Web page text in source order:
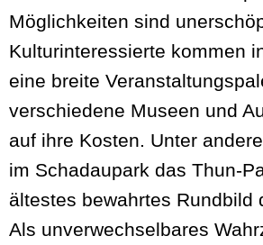
Möglichkeiten sind
Kulturinteressierte kommen
eine breite
verschiedene Museen und
auf ihre Kosten. Unter
im Schadaupark das Thun-
ältestes bewahrtes Rundbild
Als unverwechselbares